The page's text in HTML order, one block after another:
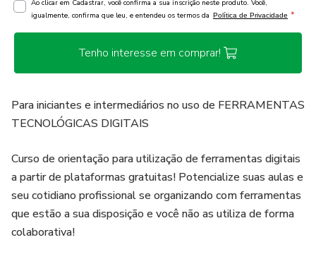
Ao clicar em Cadastrar, você confirma a sua inscrição neste produto. Você,
igualmente, confirma que leu, e entendeu os termos da Política de Privacidade *
Tenho interesse em comprar!
Para iniciantes e intermediários no uso de FERRAMENTAS
TECNOLÓGICAS DIGITAIS
Curso de orientação para utilização de ferramentas digitais
a partir de plataformas gratuitas! Potencialize suas aulas e
seu cotidiano profissional se organizando com ferramentas
que estão a sua disposição e você não as utiliza de forma
colaborativa!